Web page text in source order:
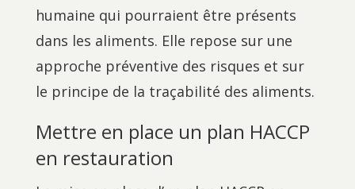
humaine qui pourraient être présents
dans les aliments. Elle repose sur une
approche préventive des risques et sur
le principe de la traçabilité des aliments.
Mettre en place un plan HACCP
en restauration